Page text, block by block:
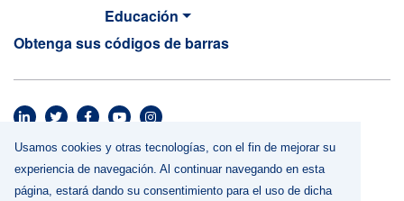
MAIN NAVIGATION
Educación
Obtenga sus códigos de barras
Footer menu
Términos y Condiciones
Política de Privacidad
Usamos cookies y otras tecnologías, con el fin de mejorar su
experiencia de navegación. Al continuar navegando en esta
página, estará dando su consentimiento para el uso de dicha